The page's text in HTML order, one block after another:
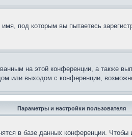
под которым вы пытаетесь
на этой конференции, а также
или выходом с конференции,
Параметры и настройки пользователя
в базе данных конференции.